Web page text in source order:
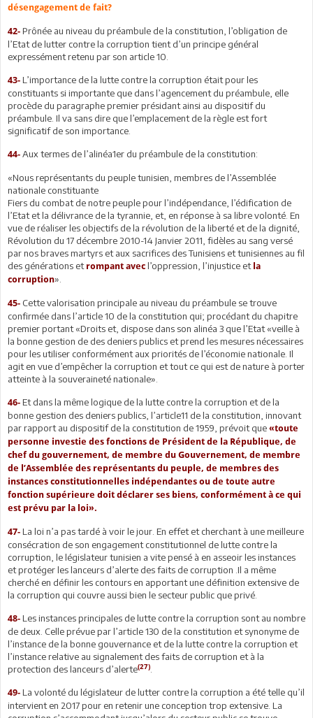
désengagement de fait?
42- Prônée au niveau du préambule de la constitution, l’obligation de
l’Etat de lutter contre la corruption tient d’un principe général
expressément retenu par son article 10.
43- L’importance de la lutte contre la corruption était pour les
constituants si importante que dans l’agencement du préambule, elle
procède du paragraphe premier présidant ainsi au dispositif du
préambule. Il va sans dire que l’emplacement de la règle est fort
significatif de son importance.
44- Aux termes de l’alinéa1er du préambule de la constitution:
«Nous représentants du peuple tunisien, membres de l’Assemblée
nationale constituante
Fiers du combat de notre peuple pour l’indépendance, l’édification de
l’Etat et la délivrance de la tyrannie, et, en réponse à sa libre volonté. En
vue de réaliser les objectifs de la révolution de la liberté et de la dignité,
Révolution du 17 décembre 2010-14 Janvier 2011, fidèles au sang versé
par nos braves martyrs et aux sacrifices des Tunisiens et tunisiennes au fil
des générations et rompant avec l’oppression, l’injustice et la
corruption».
45- Cette valorisation principale au niveau du préambule se trouve
confirmée dans l’article 10 de la constitution qui; procédant du chapitre
premier portant «Droits et, dispose dans son alinéa 3 que l’Etat «veille à
la bonne gestion de des deniers publics et prend les mesures nécessaires
pour les utiliser conformément aux priorités de l’économie nationale. Il
agit en vue d’empêcher la corruption et tout ce qui est de nature à porter
atteinte à la souveraineté nationale».
46- Et dans la même logique de la lutte contre la corruption et de la
bonne gestion des deniers publics, l’article11 de la constitution, innovant
par rapport au dispositif de la constitution de 1959, prévoit que «toute
personne investie des fonctions de Président de la République, de
chef du gouvernement, de membre du Gouvernement, de membre
de l’Assemblée des représentants du peuple, de membres des
instances constitutionnelles indépendantes ou de toute autre
fonction supérieure doit déclarer ses biens, conformément à ce qui
est prévu par la loi».
47- La loi n’a pas tardé à voir le jour. En effet et cherchant à une meilleure
consécration de son engagement constitutionnel de lutte contre la
corruption, le législateur tunisien a vite pensé à en asseoir les instances
et protéger les lanceurs d’alerte des faits de corruption .Il a même
cherché en définir les contours en apportant une définition extensive de
la corruption qui couvre aussi bien le secteur public que privé.
48- Les instances principales de lutte contre la corruption sont au nombre
de deux. Celle prévue par l’article 130 de la constitution et synonyme de
l’instance de la bonne gouvernance et de la lutte contre la corruption et
l’instance relative au signalement des faits de corruption et à la
protection des lanceurs d’alerte(27)
49- La volonté du législateur de lutter contre la corruption a été telle qu’il
intervient en 2017 pour en retenir une conception trop extensive. La